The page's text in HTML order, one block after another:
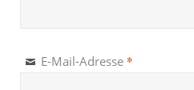
E-Mail-Adresse *